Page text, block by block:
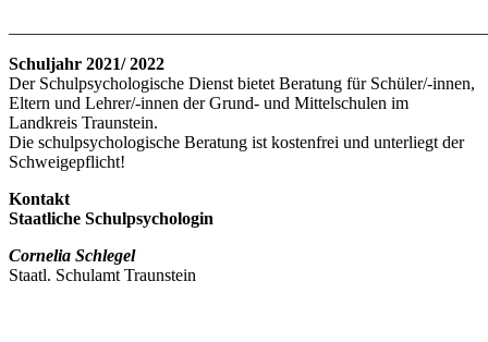
Schuljahr 2021/ 2022
Der Schulpsychologische Dienst bietet Beratung für Schüler/-innen,
Eltern und Lehrer/-innen der Grund- und Mittelschulen im
Landkreis Traunstein.
Die schulpsychologische Beratung ist kostenfrei und unterliegt der
Schweigepflicht!
Kontakt
Staatliche Schulpsychologin
Cornelia Schlegel
Staatl. Schulamt Traunstein